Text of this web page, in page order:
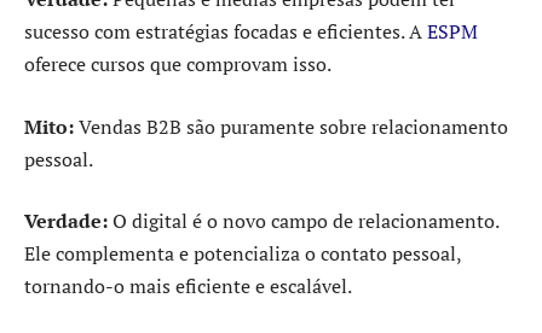
sucesso com estratégias focadas e eficientes. AESPM
oferece cursos que comprovam isso.
Mito:Vendas B2B são puramente sobre relacionamento
pessoal.
Verdade:O digital é o novo campo de relacionamento.
Ele complementa e potencializa o contato pessoal,
tornando-o mais eficiente e escalável.